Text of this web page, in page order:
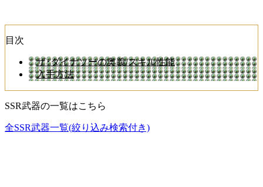
目次
ザ･ダイナソーの奥義/スキル性能
入手方法
SSR武器の一覧はこちら
全SSR武器一覧(絞り込み検索付き)